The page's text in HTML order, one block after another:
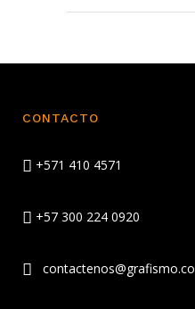
CONTACTO
+571 410 4571
+57 300 224 0920
contactenos@grafismo.co